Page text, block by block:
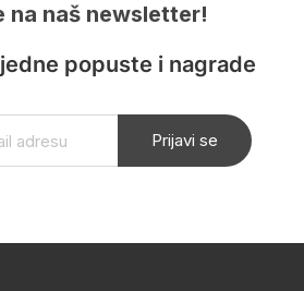
na naš newsletter!
popuste i nagrade
Prijavi se